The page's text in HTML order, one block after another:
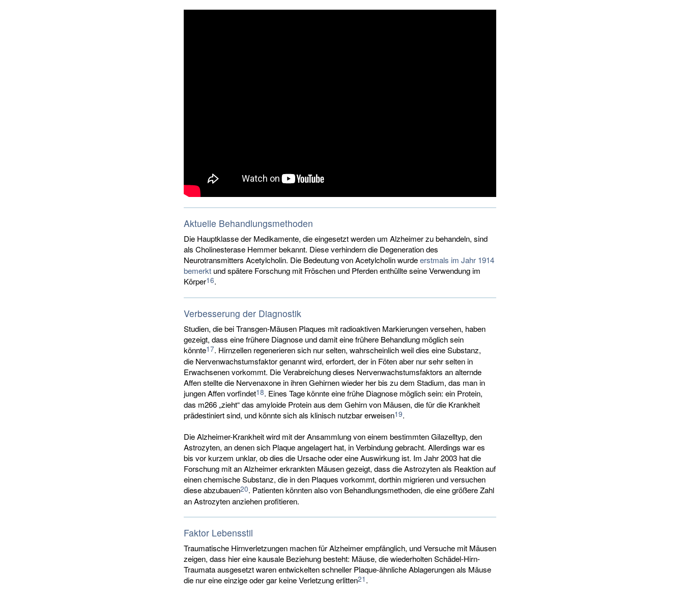
Aktuelle Behandlungsmethoden
Die Hauptklasse der Medikamente, die eingesetzt werden um Alzheimer zu behandeln, sind
als Cholinesterase Hemmer bekannt. Diese verhindern die Degeneration des
Neurotransmitters Acetylcholin. Die Bedeutung von Acetylcholin wurdeerstmals im Jahr 1914
bemerkt und spätere Forschung mit Fröschen und Pferden enthüllte seine Verwendung im
Körper16.
Verbesserung der Diagnostik
Studien, die bei Transgen-Mäusen Plaques mit radioaktiven Markierungen versehen, haben
gezeigt, dass eine frühere Diagnose und damit eine frühere Behandlung möglich sein
könnte17. Hirnzellen regenerieren sich nur selten, wahrscheinlich weil dies eine Substanz,
die Nervenwachstumsfaktor genannt wird, erfordert, der in Föten aber nur sehr selten in
Erwachsenen vorkommt. Die Verabreichung dieses Nervenwachstumsfaktors an alternde
Affen stellte die Nervenaxone in ihren Gehirnen wieder her bis zu dem Stadium, das man in
jungen Affen vorfindet18. Eines Tage könnte eine frühe Diagnose möglich sein: ein Protein,
das m266 „zieht“ das amyloide Protein aus dem Gehirn von Mäusen, die für die Krankheit
prädestiniert sind, und könnte sich als klinisch nutzbar erweisen19.
Die Alzheimer-Krankheit wird mit der Ansammlung von einem bestimmten Gilazelltyp, den
Astrozyten, an denen sich Plaque angelagert hat, in Verbindung gebracht. Allerdings war es
bis vor kurzem unklar, ob dies die Ursache oder eine Auswirkung ist. Im Jahr 2003 hat die
Forschung mit an Alzheimer erkrankten Mäusen gezeigt, dass die Astrozyten als Reaktion auf
einen chemische Substanz, die in den Plaques vorkommt, dorthin migrieren und versuchen
diese abzubauen20. Patienten könnten also von Behandlungsmethoden, die eine größere Zahl
an Astrozyten anziehen profitieren.
Faktor Lebensstil
Traumatische Hirnverletzungen machen für Alzheimer empfänglich, und Versuche mit Mäusen
zeigen, dass hier eine kausale Beziehung besteht: Mäuse, die wiederholten Schädel-Hirn-
Traumata ausgesetzt waren entwickelten schneller Plaque-ähnliche Ablagerungen als Mäuse
die nur eine einzige oder gar keine Verletzung erlitten21 .